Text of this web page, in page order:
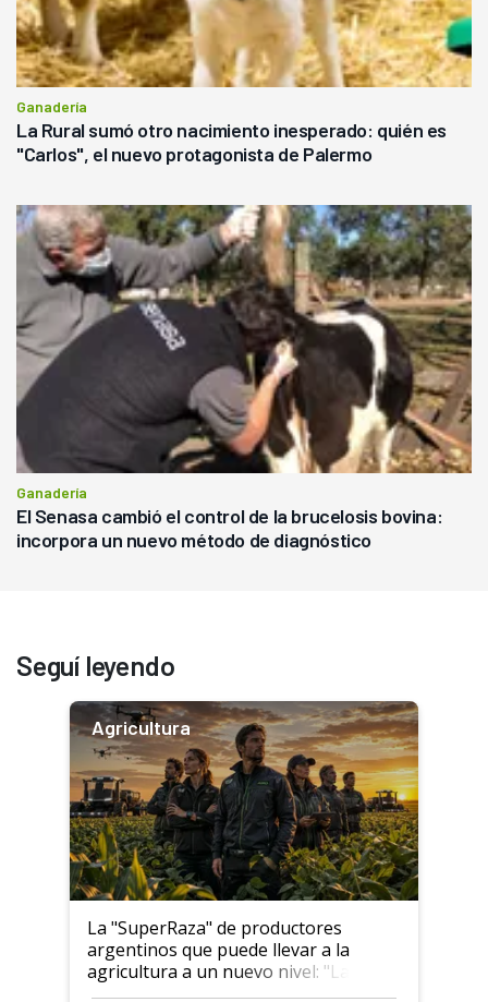
Ganadería
La Rural sumó otro nacimiento inesperado: quién es
"Carlos", el nuevo protagonista de Palermo
Ganadería
El Senasa cambió el control de la brucelosis bovina:
incorpora un nuevo método de diagnóstico
Seguí leyendo
Agricultura
La "SuperRaza" de productores
argentinos que puede llevar a la
agricultura a un nuevo nivel: "Las
posibilidades de crecimiento son